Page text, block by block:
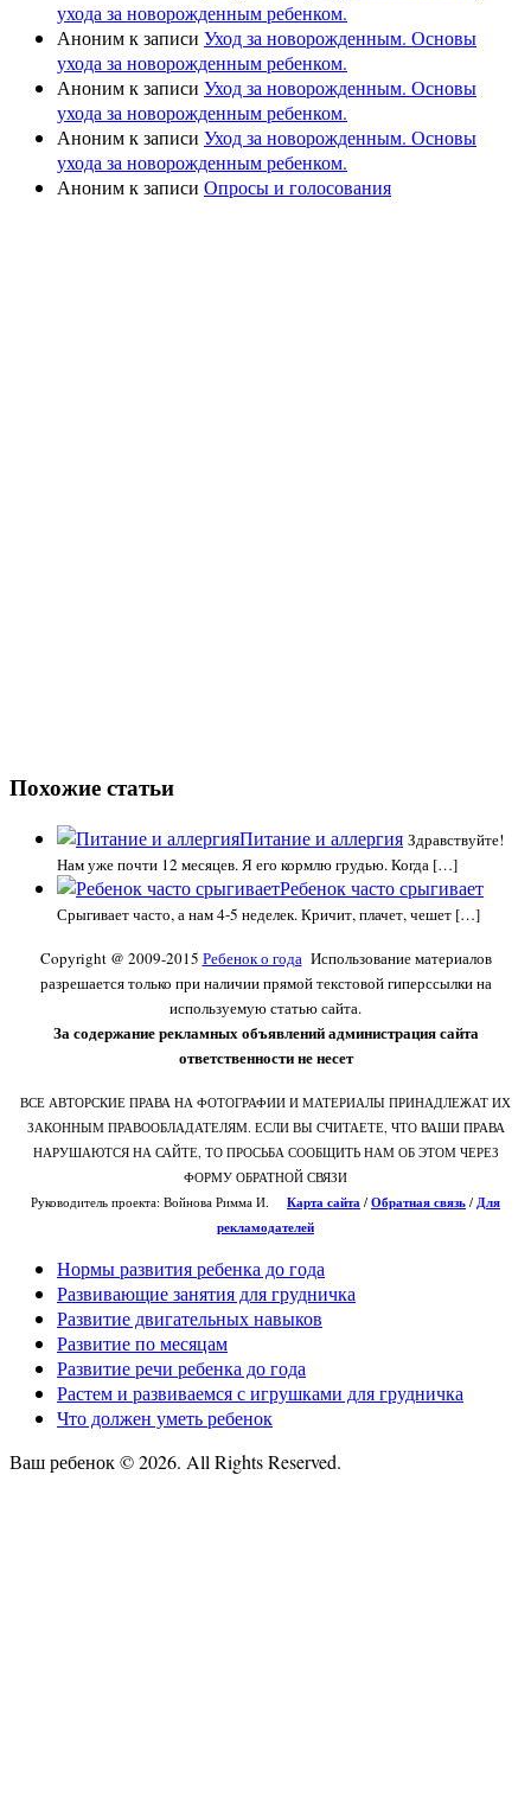
ухода за новорожденным ребенком.
Анонимк записи Уход за новорожденным. Основы
ухода за новорожденным ребенком.
Анонимк записи Уход за новорожденным. Основы
ухода за новорожденным ребенком.
Анонимк записи Уход за новорожденным. Основы
ухода за новорожденным ребенком.
Анонимк записи Опросы и голосования
Похожие статьи
Питание и аллергия Здравствуйте!
Нам уже почти 12 месяцев. Я его кормлю грудью. Когда […]
Ребенок часто срыгивает
Срыгивает часто, а нам 4-5 неделек. Кричит, плачет, чешет […]
Copyright @ 2009-2015 Ребенок о годаИспользование материалов
разрешается только при наличии прямой текстовой гиперссылки на
используемую статью сайта.
За содержание рекламных объявлений администрация сайта
ответственности не несет
ВСЕ АВТОРСКИЕ ПРАВА НА ФОТОГРАФИИ И МАТЕРИАЛЫ ПРИНАДЛЕЖАТ ИХ
ЗАКОННЫМ ПРАВООБЛАДАТЕЛЯМ. ЕСЛИ ВЫ СЧИТАЕТЕ, ЧТО ВАШИ ПРАВА
НАРУШАЮТСЯ НА САЙТЕ, ТО ПРОСЬБА СООБЩИТЬ НАМ ОБ ЭТОМ ЧЕРЕЗ
ФОРМУ ОБРАТНОЙ СВЯЗИ
Руководитель проекта: Войнова Римма И. Карта сайта / Обратная связь / Для
рекламодателей
Нормы развития ребенка до года
Развивающие занятия для грудничка
Развитие двигательных навыков
Развитие по месяцам
Развитие речи ребенка до года
Растем и развиваемся с игрушками для грудничка
Что должен уметь ребенок
Ваш ребенок © 2026. All Rights Reserved.